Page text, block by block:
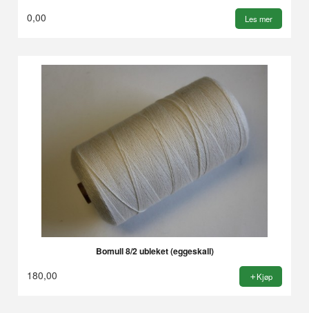
0,00 Les mer
Bomull 8/2 ubleket (eggeskall)
180,00 Kjøp